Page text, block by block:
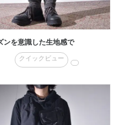
ンを意識した生地感で
クイックビュー